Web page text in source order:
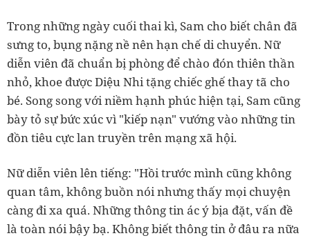
Trong những ngày cuối thai kì, Sam cho biết chân đã
sưng to, bụng nặng nề nên hạn chế di chuyển. Nữ
diễn viên đã chuẩn bị phòng để chào đón thiên thần
nhỏ, khoe được Diệu Nhi tặng chiếc ghế thay tã cho
bé. Song song với niềm hạnh phúc hiện tại, Sam cũng
bày tỏ sự bức xúc vì "kiếp nạn" vướng vào những tin
đồn tiêu cực lan truyền trên mạng xã hội.
Nữ diễn viên lên tiếng: "Hồi trước mình cũng không
quan tâm, không buồn nói nhưng thấy mọi chuyện
càng đi xa quá. Những thông tin ác ý bịa đặt, vấn đề
là toàn nói bậy bạ. Không biết thông tin ở đâu ra nữa